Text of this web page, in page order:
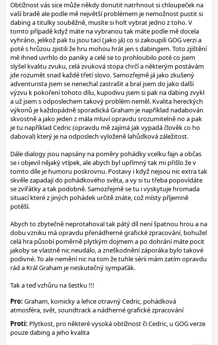
Obtížnost vás sice může někdy donutit natrhnout si chloupeček na
vaší bradě ale podle mě největší problémem je nemožnost pustit si
dabing a titulky souběžně, musíte si holt vybrat jedno z toho. V
tomto případě když máte na vybranou tak máte podle mě docela
vyhráno, jelikož pak tu jsou tací (jako já) co si zakoupili GOG verzi a
poté s hrůzou zjistili že hru mohou hrát jen s dabingem. Toto zjištění
mě ihned uvrhlo do paniky a celé se to prohloubilo poté co jsem
slyšel kvalitu zvuku, celá zvuková stopa chrčí a některým postávám
jde rozumět snad každé třetí slovo. Samozřejmě já jako zkušený
adventurista jsem se nenechal zastrašit a bral jsem do jako další
výzvu k pokoření tohoto dílu, kupodivu jsem si pak na dabing zvykl
a už jsem s odposlechem takový problém neměl. Kvalita hereckých
výkonů je každopádně sporadická Graham je například nadabován
skvostně a jako jeden z mála mluví opravdu srozumitelně no a pak
je tu například Cedric (opravdu mě zajímá jak vypadá člověk co ho
daboval) který je na odposlech vyloženě lahůdková záležitost.
Dále dialogy jsou napsány na poměry pohádky vcelku fajn a občas
se i objevil nějaký vtípek, ale abych byl upřímný tak mi přišlo že v
tomto díle je humoru poskrovnu. Postavy i když nejsou nic extra tak
skvěle zapadají do pohádkového světa, a vy si tu třeba popovídáte
se zvířátky a tak podobně. Samozřejmě se tu i vyskytuje hromada
situací které z jiných pohádek určitě znáte, což místy příjemně
potěší.
Abych to zbytečně neprotahoval tak pátý díl není špatnou hrou a na
dobu vzniku má opravdu přenádherné grafické zpracování, bohužel
celá hra působí poměrně plytkým dojmem a po dohrání máte pocit
jakoby se vlastně nic neudálo, a zneškodnění záporáka bylo takové
podivné. To ale nemění nic na tom že tuhle sérii mám zatím opravdu
rád a Král Graham je neskutečný sympaťák.
Tak a teď vzhůru na šestku !!!
Pro: Graham, komicky a lehce otravný Cedric, pohádková
atmosféra, svět, soundtrack a nádherné grafické zpracování
Proti: Plytkost, pro některé vysoká obtížnost či Cedric, u GOG verze
pouze dabing a jeho kvalita